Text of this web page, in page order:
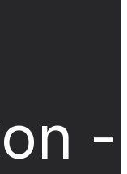
-